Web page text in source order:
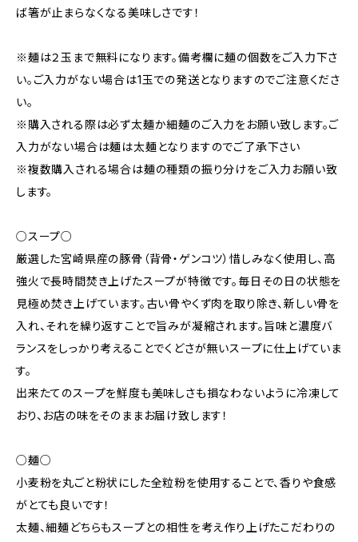
ば箸が止まらなくなる美味しさです！
※麺は２玉まで無料になります。備考欄に麺の個数をご入力下さ
い。ご入力がない場合は1玉での発送となりますのでご注意くださ
い。
※購入される際は必ず太麺か細麺のご入力をお願い致します。ご
入力がない場合は麺は太麺となりますのでご了承下さい
※複数購入される場合は麺の種類の振り分けをご入力お願い致
します。
○スープ○
厳選した宮崎県産の豚骨（背骨・ゲンコツ）惜しみなく使用し、高
強火で長時間焚き上げたスープが特徴です。毎日その日の状態を
見極め焚き上げています。古い骨やくず肉を取り除き、新しい骨を
入れ、それを繰り返すことで旨みが凝縮されます。旨味と濃度バ
ランスをしっかり考えることでくどさが無いスープに仕上げていま
す。
出来たてのスープを鮮度も美味しさも損なわないように冷凍して
おり、お店の味をそのままお届け致します！
○麺○
小麦粉を丸ごと粉状にした全粒粉を使用することで、香りや食感
がとても良いです！
太麺、細麺どちらもスープとの相性を考え作り上げたこだわりの